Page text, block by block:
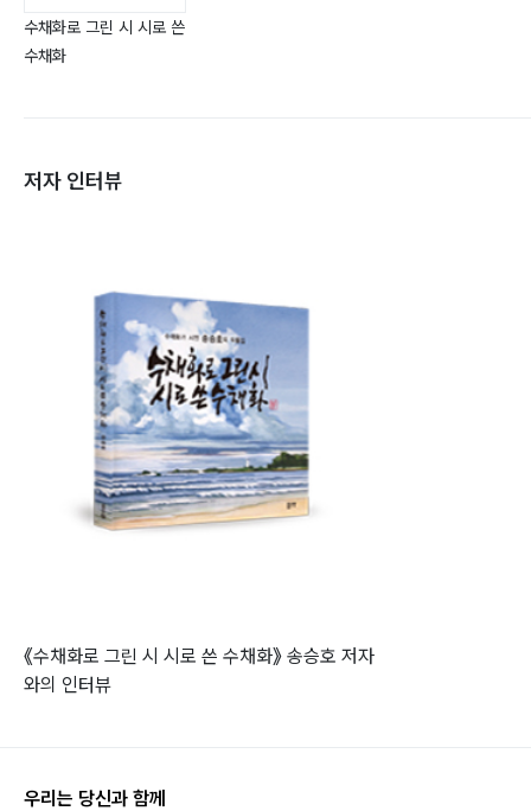
수채화로 그린 시 시로 쓴
수채화
저자 인터뷰
《수채화로 그린 시 시로 쓴 수채화》 송승호 저자
와의 인터뷰
우리는 당신과 함께